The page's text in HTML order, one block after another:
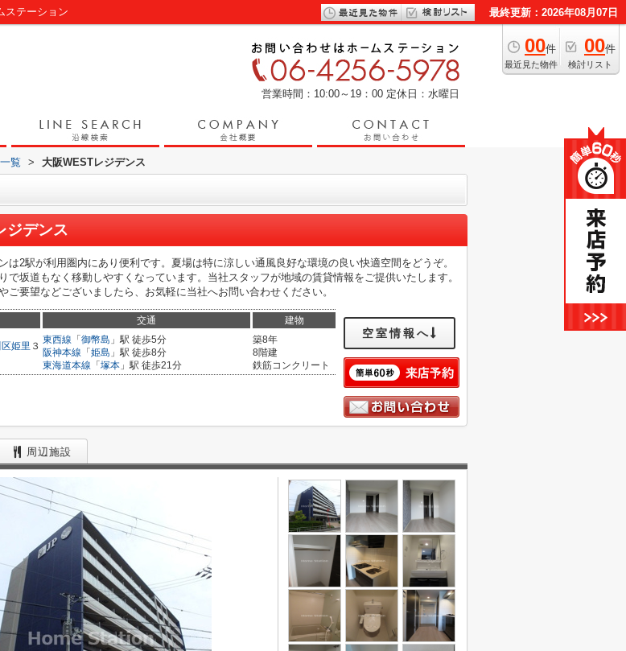
ステーション 最終更新：2026年08月07日
00件
最近見た物件
00件
検討リスト
営業時間：10:00～19：00 定休日：水曜日
覧 > 大阪WESTレジデンス
ジデンス
は2駅が利用圏内にあり便利です。夏場は特に涼しい通風良好な環境の良い快適空間をどうぞ。
で坂道もなく移動しやすくなっています。当社スタッフが地域の賃貸情報をご提供いたします。
ご要望などございましたら、お気軽に当社へお問い合わせください。
交通 建物
姫里 ３
東西線 「 御幣島 」駅 徒歩5分
阪神本線 「 姫島 」駅 徒歩8分
東海道本線 「 塚本 」駅 徒歩21分
築8年
8階建
鉄筋コンクリート
空室情報へ
周辺施設